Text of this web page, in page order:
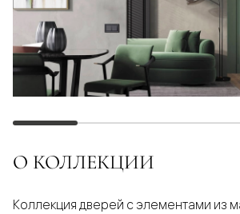
О КОЛЛЕКЦИИ
Коллекция дверей с элементами из